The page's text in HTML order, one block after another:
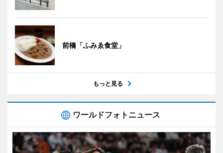
前橋「ふみゑ食堂」
もっと見る
ワールドフォトニュース